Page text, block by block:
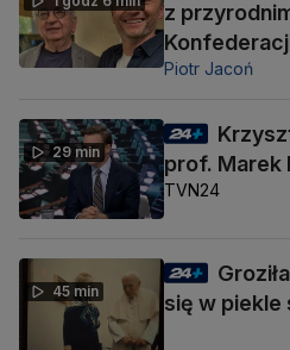
z
Piotr Jacoń
29 min
prof. Marek
TVN24
45 min
się w piekle